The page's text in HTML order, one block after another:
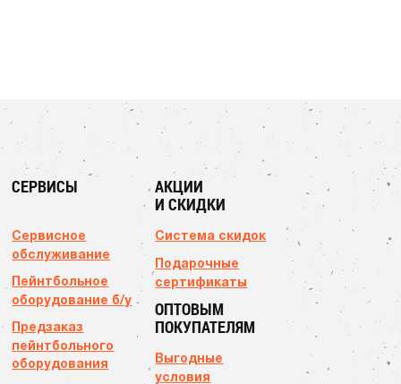
СЕРВИСЫ
Сервисное
обслуживание
Пейнтбольное
оборудование б/у
Предзаказ
пейнтбольного
оборудования
АКЦИИ
И СКИДКИ
Система скидок
Подарочные
сертификаты
ОПТОВЫМ
ПОКУПАТЕЛЯМ
Выгодные
условия